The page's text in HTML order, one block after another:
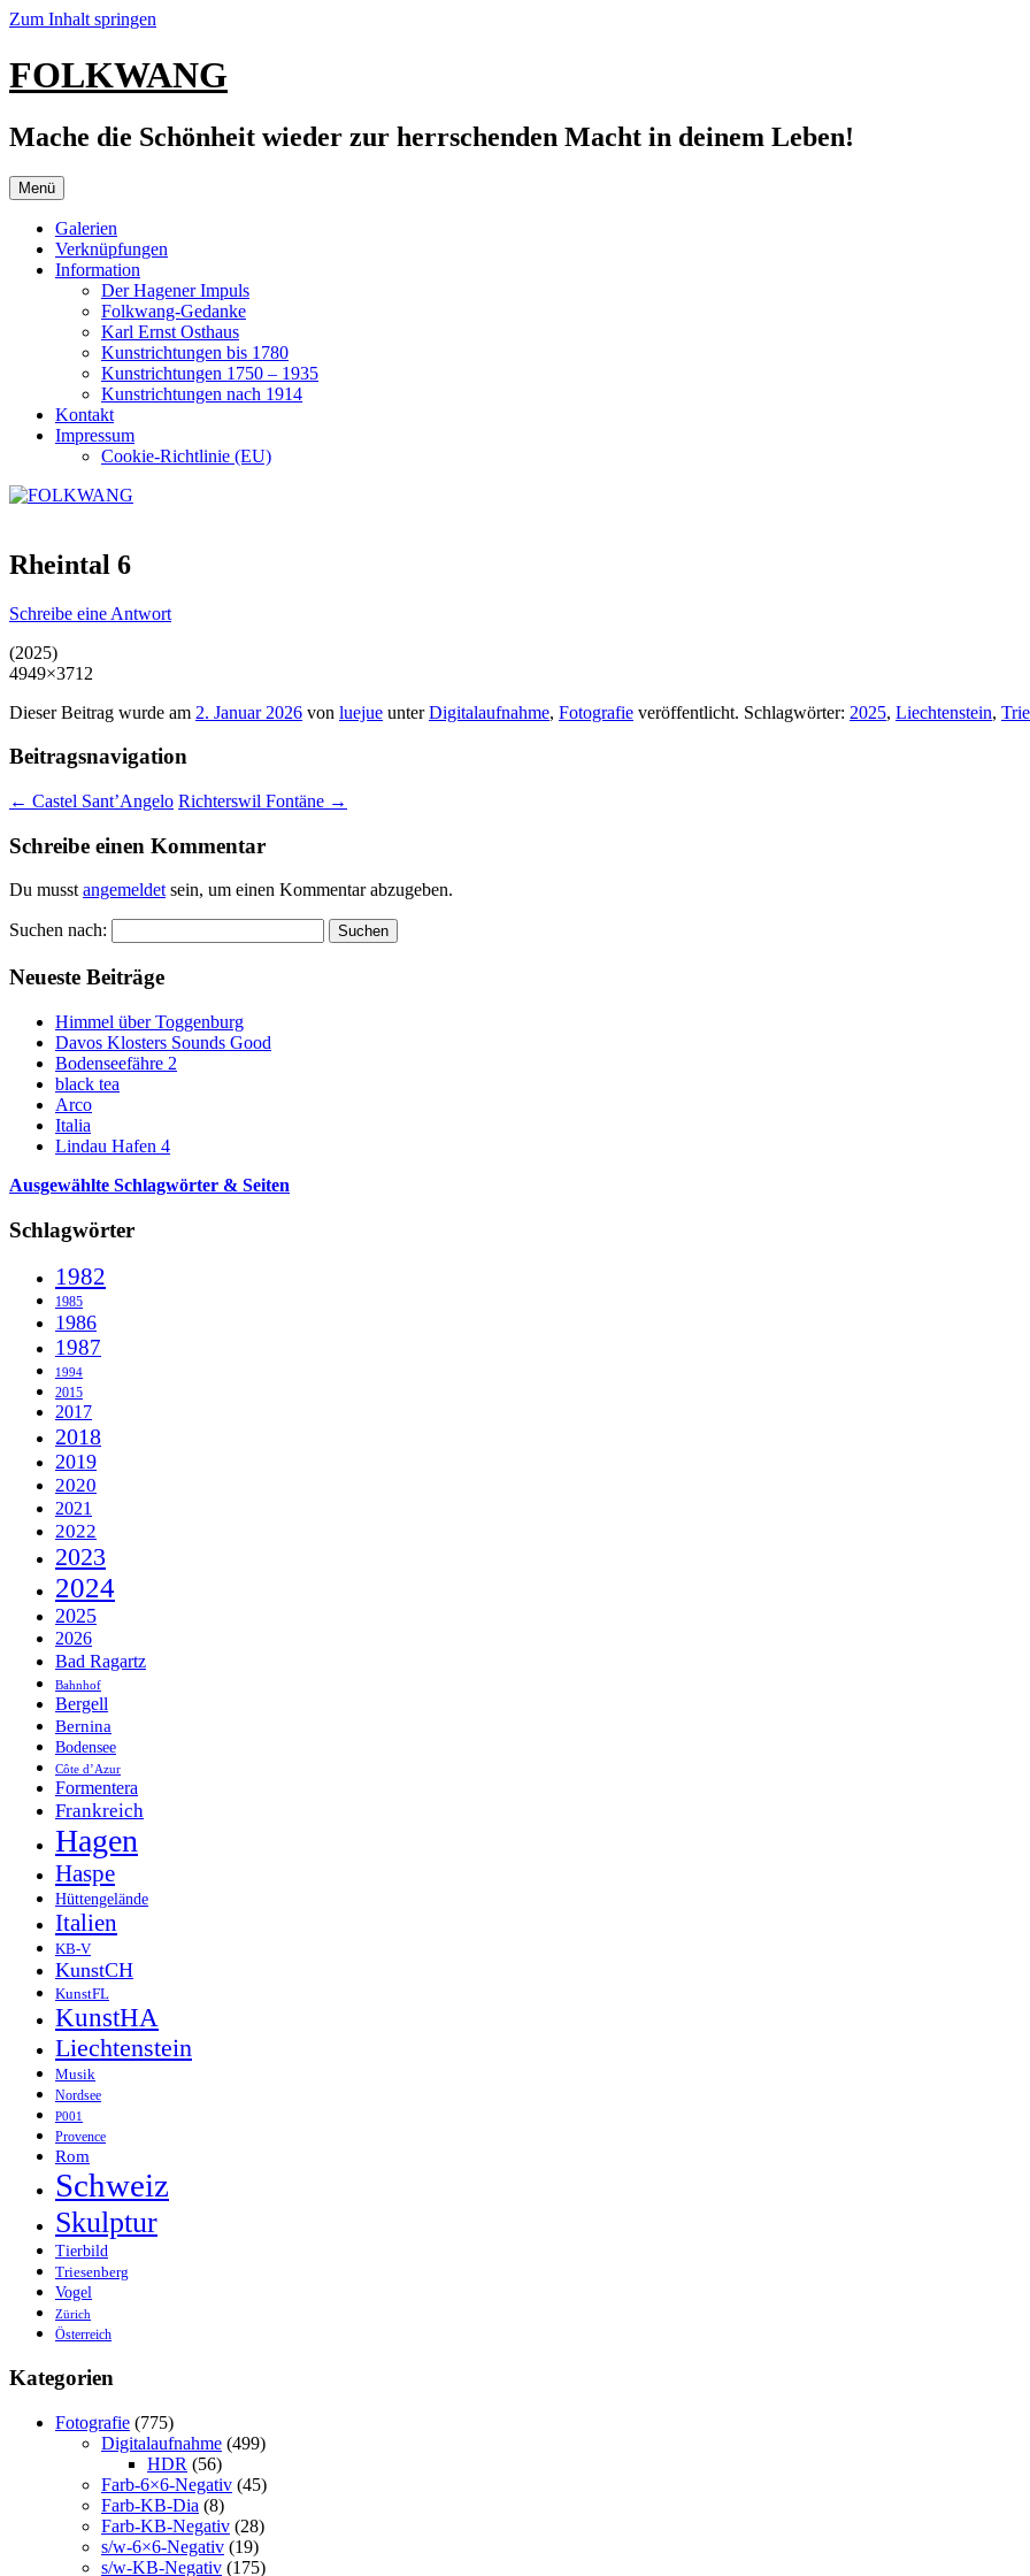
Zum Inhalt springen
FOLKWANG
Mache die Schönheit wieder zur herrschenden Macht in deinem Leben!
Menü
Galerien
Verknüpfungen
Information
Der Hagener Impuls
Folkwang-Gedanke
Karl Ernst Osthaus
Kunstrichtungen bis 1780
Kunstrichtungen 1750 – 1935
Kunstrichtungen nach 1914
Kontakt
Impressum
Cookie-Richtlinie (EU)
Rheintal 6
Schreibe eine Antwort
(2025)
4949×3712
Dieser Beitrag wurde am 2. Januar 2026 von luejue unterDigitalaufnahme, Fotografie veröffentlicht. Schlagwörter: 2025, Liechtenstein,
Beitragsnavigation
← Castel Sant’Angelo Richterswil Fontäne →
Schreibe einen Kommentar
Du musstangemeldetsein, um einen Kommentar abzugeben.
Suchen nach:
Neueste Beiträge
Himmel über Toggenburg
Davos Klosters Sounds Good
Bodenseefähre 2
black tea
Arco
Italia
Lindau Hafen 4
Ausgewählte Schlagwörter & Seiten
Schlagwörter
1982
1985
1986
1987
1994
2015
2017
2018
2019
2020
2021
2022
2023
2024
2025
2026
Bad Ragartz
Bahnhof
Bergell
Bernina
Bodensee
Côte d’Azur
Formentera
Frankreich
Hagen
Haspe
Hüttengelände
Italien
KB-V
KunstCH
KunstFL
KunstHA
Liechtenstein
Musik
Nordsee
P001
Provence
Rom
Schweiz
Skulptur
Tierbild
Triesenberg
Vogel
Zürich
Österreich
Kategorien
Fotografie (775)
Digitalaufnahme (499)
HDR (56)
Farb-6×6-Negativ (45)
Farb-KB-Dia (8)
Farb-KB-Negativ (28)
s/w-6×6-Negativ (19)
s/w-KB-Negativ (175)